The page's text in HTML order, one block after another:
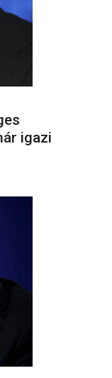
igazi